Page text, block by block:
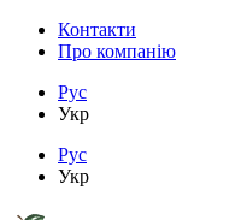
Контакти
Про компанію
Рус
Укр
Рус
Укр